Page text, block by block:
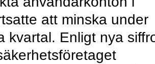
att minska under
kvartal. Enligt nya